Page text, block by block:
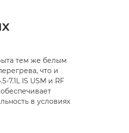
тем же белым
что и
7.1L IS USM и RF
в условиях